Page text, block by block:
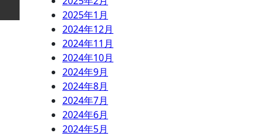
2025年1月
2024年12月
2024年11月
2024年10月
2024年9月
2024年8月
2024年7月
2024年6月
2024年5月